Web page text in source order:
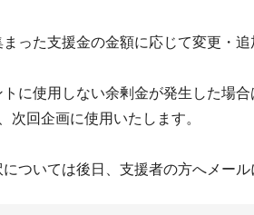
った支援金の金額に応じて変更・追
に使用しない余剰金が発生した場
次回企画に使用いたします。
ついては後日、支援者の方へメール